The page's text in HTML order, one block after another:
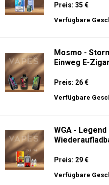
Preis: 35 €
Verfügbare
Mosmo -
Einweg E-
Preis: 26 €
Verfügbare
WGA -
Preis: 29 €
Verfügbare